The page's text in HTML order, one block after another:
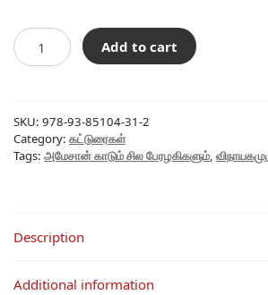
₹175.00.₹157.00.
அமேசான்
காடும்
quantity
Add to cart
SKU: 978-93-85104-31-2
Category: கட்டுரைகள்
Tags: அமேசான் காடும் சில பேரழகிகளும்,
Description
Additional information